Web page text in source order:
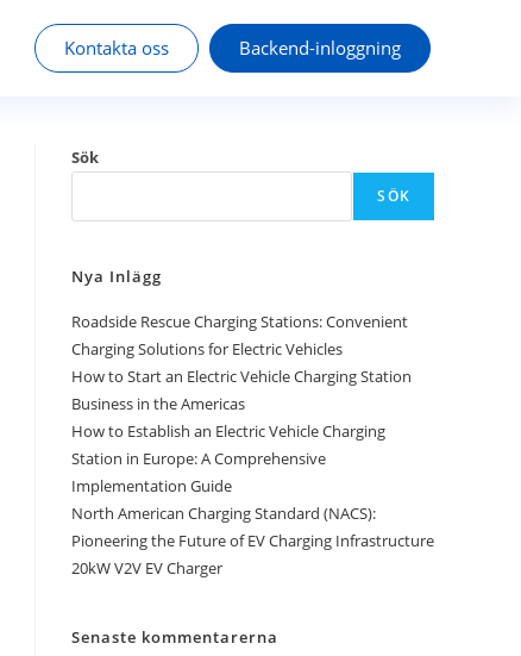
Kontakta oss Backend-inloggning
Sök
SÖK
Nya Inlägg
Roadside Rescue Charging Stations: Convenient
Charging Solutions for Electric Vehicles
How to Start an Electric Vehicle Charging Station
Business in the Americas
How to Establish an Electric Vehicle Charging
Station in Europe: A Comprehensive
Implementation Guide
North American Charging Standard (NACS):
Pioneering the Future of EV Charging Infrastructure
20kW V2V EV Charger
Senaste kommentarerna